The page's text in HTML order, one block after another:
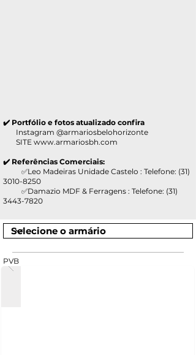
✔️ Portfólio e fotos atualizado confira
Instagram @armariosbelohorizonte
SITE www.armariosbh.com
✔️ Referências Comerciais:
✅Leo Madeiras Unidade Castelo : Telefone: (31)
3010-8250
✅Damazio MDF & Ferragens : Telefone: (31)
3443-7820
PVB